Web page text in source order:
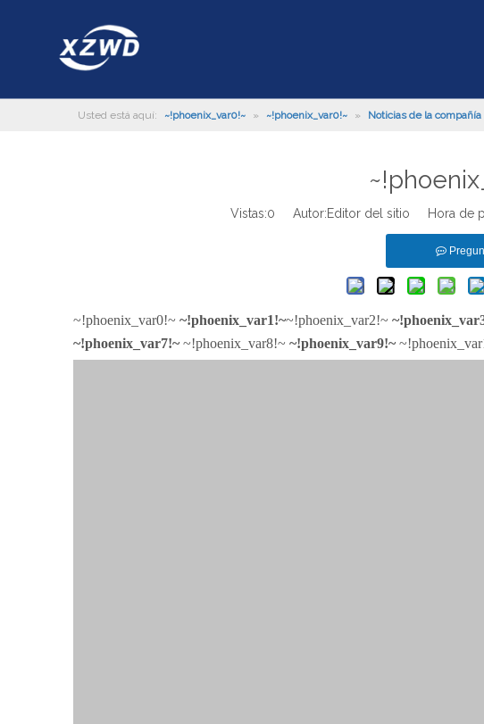
Usted está aquí: ~!phoenix_var0!~ » ~!phoenix_var0!~ » Noticias de la compañía
Vistas:0 Autor:Editor del sitio Hora de
~!phoenix_var0!~ ~!phoenix_var1!~~!phoenix_var2!~
~!phoenix_var7!~ ~!phoenix_var8!~ ~!phoenix_var9!~